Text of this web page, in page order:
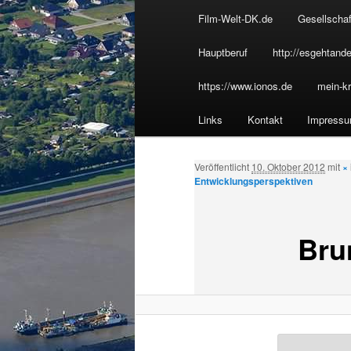
Inhalt
wechseln
Film-Welt-DK.de
Hauptberuf http://
https://www.ionos.de mein-
Links Kontakt
Veröffentlicht 10. Oktober 2012 mit ×
Entwicklungsperspektiven